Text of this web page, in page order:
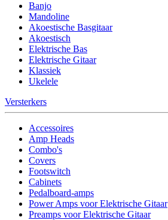
Banjo
Mandoline
Akoestische Basgitaar
Akoestisch
Elektrische Bas
Elektrische Gitaar
Klassiek
Ukelele
Versterkers
Accessoires
Amp Heads
Combo's
Covers
Footswitch
Cabinets
Pedalboard-amps
Power Amps voor Elektrische Gitaar
Preamps voor Elektrische Gitaar